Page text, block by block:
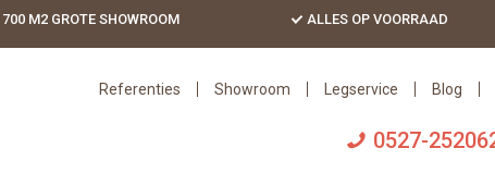
700 M2 GROTE SHOWROOM ALLES OP VOORRAAD
Referenties Showroom Legservice Blog
0527-